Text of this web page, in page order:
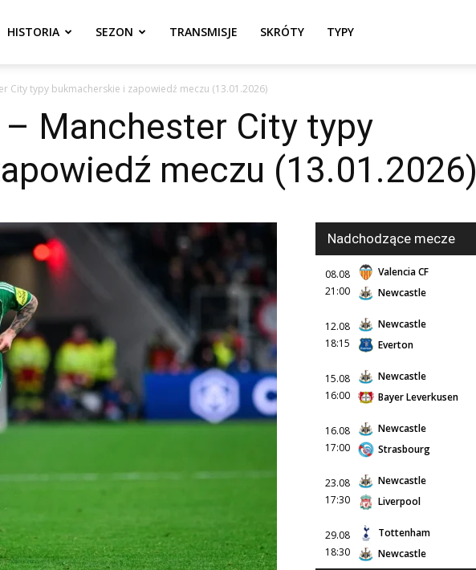
HISTORIA SEZON TRANSMISJE SKRÓTY TYPY
City typy bukmacherskie i zapowiedź meczu (13.01.2026)
Manchester City typy
meczu (13.01.2026)
Nadchodzące mecze
08.08
21:00
Valencia CF
Newcastle
12.08
18:15
Newcastle
Everton
15.08
16:00
Newcastle
Bayer Leverkusen
16.08
17:00
Newcastle
Strasbourg
23.08
17:30
Newcastle
Liverpool
29.08
18:30
Tottenham
Newcastle